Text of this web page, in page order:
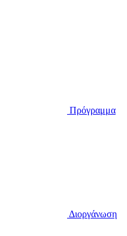
Πρόγραμμα
Διοργάνωση